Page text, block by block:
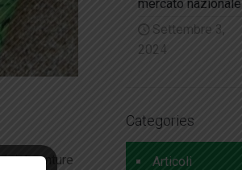
joint venture
mercato nazionale
Settembre 3,
2024
Categories
Articoli